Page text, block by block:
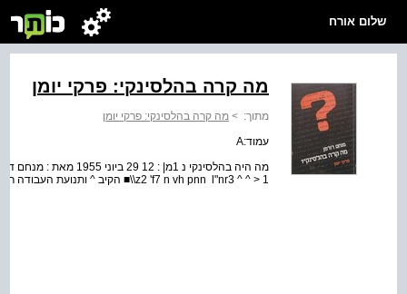
שלום אורח
מה קרה בהלסינקי: פרקי יומן
מתוך: > מה קרה בהלסינקי: פרקי יומן
עמוד:A
z2 'f7 n vh pnn ­ l"nr3 ^ ^ > 1\\■ הקיב ^ ותנועת העבודה רמת אפעל ­ 52960 ­ יוני 1989